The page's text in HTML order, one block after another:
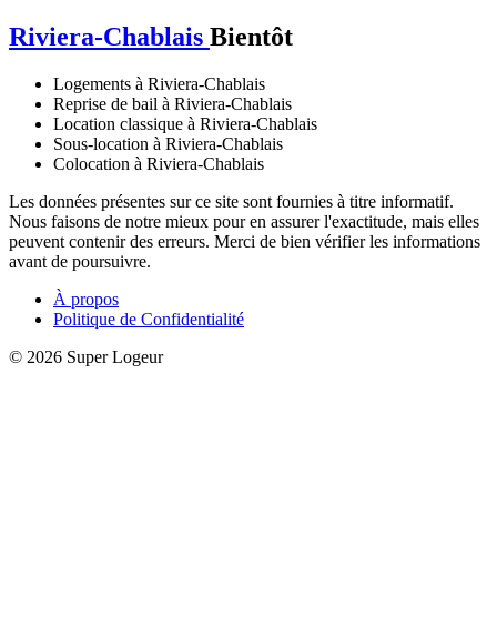
Riviera-Chablais Bientôt
Logements à Riviera-Chablais
Reprise de bail à Riviera-Chablais
Location classique à Riviera-Chablais
Sous-location à Riviera-Chablais
Colocation à Riviera-Chablais
Les données présentes sur ce site sont fournies à titre informatif.
Nous faisons de notre mieux pour en assurer l'exactitude, mais elles
peuvent contenir des erreurs. Merci de bien vérifier les informations
avant de poursuivre.
À propos
Politique de Confidentialité
© 2026 Super Logeur